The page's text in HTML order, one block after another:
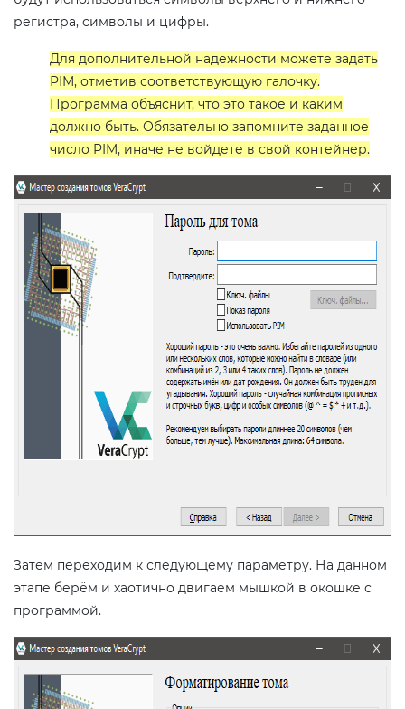
регистра, символы и цифры.
Для дополнительной надежности можете задать
PIM, отметив соответствующую галочку.
Программа объяснит, что это такое и каким
должно быть. Обязательно запомните заданное
число PIM, иначе не войдете в свой контейнер.
Затем переходим к следующему параметру. На данном
этапе берём и хаотично двигаем мышкой в окошке с
программой.